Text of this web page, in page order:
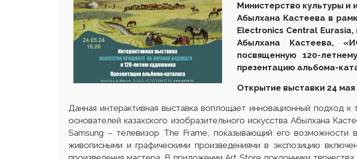
Министерство культуры и
Абылхана Кастеева в
Electronics Central Eurasia,
Абылхана Кастеева, «
посвященную 120-
презентацию альбома-
Открытие выставки 24 мая
Данная интерактивная выставка воплощает инновационный подход
основателей казахского изобразительного искусства Абылхана
Samsung – телевизор The Frame, показывающий его возможности
живописными и графическими произведениями в экспозицию